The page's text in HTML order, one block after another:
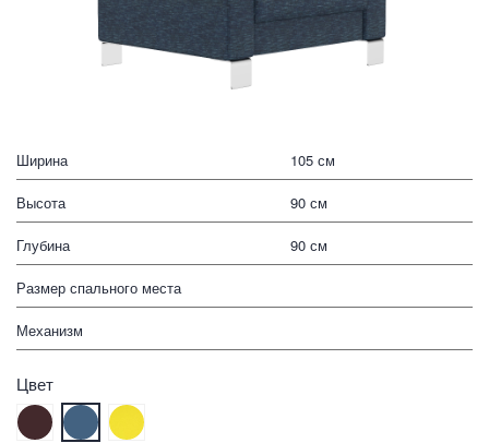
Ширина 105 см
Высота 90 см
Глубина 90 см
Размер спального места
Механизм
Цвет